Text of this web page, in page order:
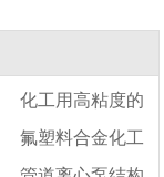
化工用高粘度的
油或膏是否可以用
氟塑料合金化工